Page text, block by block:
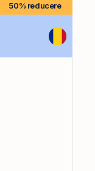
50% reducere